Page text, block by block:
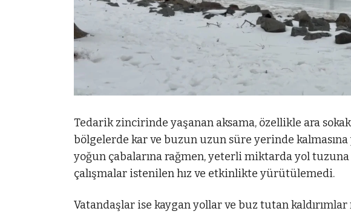
Tedarik zincirinde yaşanan aksama, özellikle ara
bölgelerde kar ve buzun uzun süre yerinde
yoğun çabalarına rağmen, yeterli miktarda yol tuzuna
çalışmalar istenilen hız ve etkinlikte yürütülemedi.
Vatandaşlar ise kaygan yollar ve buz tutan